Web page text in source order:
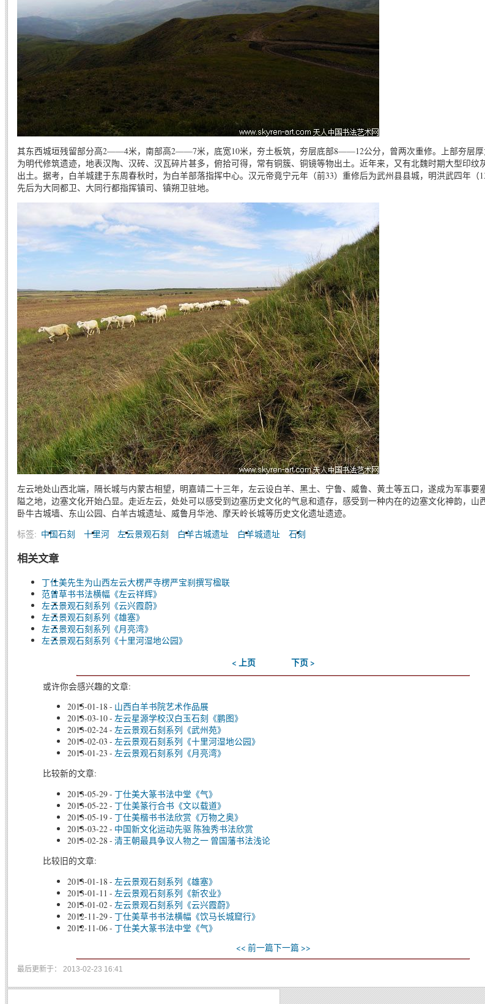
其东西城垣残留部分高2——4米，南部高2——7米，底宽10米，夯土板筑，夯层底部8——12公分，曾两次重修。上部夯层厚
为明代修筑遗迹，地表汉陶、汉砖、汉瓦碎片甚多，俯拾可得，常有铜簇、铜镜等物出土。近年来，又有北魏时期大型印纹
出土。据考，白羊城建于东周春秋时，为白羊部落指挥中心。汉元帝竟宁元年（前33）重修后为武州县县城，明洪武四年（
先后为大同都卫、大同行都指挥镇司、镇朔卫驻地。
左云地处山西北端，隔长城与内蒙古相望，明嘉靖二十三年，左云设白羊、黑土、宁鲁、威鲁、黄土等五口，遂成为军事要
隘之地，边塞文化开始凸显。走近左云，处处可以感受到边塞历史文化的气息和遗存，感受到一种内在的边塞文化神韵，山
卧牛古城墙、东山公园、白羊古城遗址、威鲁月华池、摩天岭长城等历史文化遗址遗迹。
标签: 中国石刻 十里河 左云景观石刻 白羊古城遗址 白羊城遗址 石刻
相关文章
丁仕美先生为山西左云大楞严寺楞严宝刹撰写楹联
范曾草书书法横幅《左云祥辉》
左云景观石刻系列《云兴霞蔚》
左云景观石刻系列《雄塞》
左云景观石刻系列《月亮湾》
左云景观石刻系列《十里河湿地公园》
< 上页 下页 >
或许你会感兴趣的文章:
2015-01-18 - 山西白羊书院艺术作品展
2013-03-10- 左云星源学校汉白玉石刻《鹏图》
2013-02-24- 左云景观石刻系列《武州苑》
2013-02-03 - 左云景观石刻系列《十里河湿地公园》
2013-01-23 - 左云景观石刻系列《月亮湾》
比较新的文章:
2013-05-29- 丁仕美大篆书法中堂《气》
2013-05-22- 丁仕美篆行合书《文以载道》
2013-05-19- 丁仕美楷书书法欣赏《万物之奥》
2013-03-22- 中国新文化运动先驱 陈独秀书法欣赏
2013-02-28 - 清王朝最具争议人物之一 曾国藩书法浅论
比较旧的文章:
2013-01-18 - 左云景观石刻系列《雄塞》
2013-01-11 - 左云景观石刻系列《新农业》
2013-01-02- 左云景观石刻系列《云兴霞蔚》
2012-11-29- 丁仕美草书书法横幅《饮马长城窟行》
2012-11-06- 丁仕美大篆书法中堂《气》
<< 前一篇下一篇 >>
最后更新于： 2013-02-23 16:41